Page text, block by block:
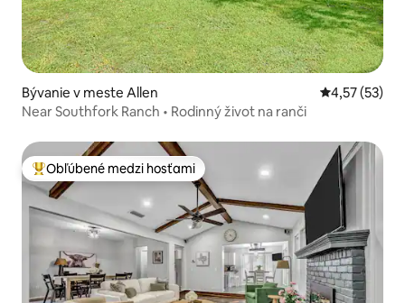
Bývanie v meste Allen Priemerné
4,57 (53)
Near Southfork Ranch • Rodinný život na ranči
Najobľúbenejšie medzi hosťami
Obľúbené medzi hosťami